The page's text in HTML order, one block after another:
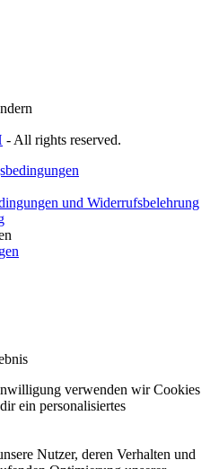
- All rights reserved.
und Widerrufsbelehrung
verwenden wir Cookies
ein personalisiertes
Nutzer, deren Verhalten und